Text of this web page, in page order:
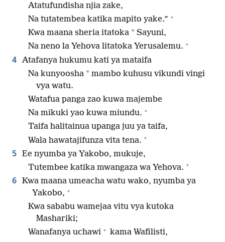
Atatufundisha njia zake,
Na tutatembea katika mapito yake.” +
Kwa maana sheria itatoka * Sayuni,
Na neno la Yehova litatoka Yerusalemu. +
4 Atafanya hukumu kati ya mataifa
Na kunyoosha * mambo kuhusu vikundi vingi
vya watu.
Watafua panga zao kuwa majembe
Na mikuki yao kuwa miundu. +
Taifa halitainua upanga juu ya taifa,
Wala hawatajifunza vita tena. +
5 Ee nyumba ya Yakobo, mukuje,
Tutembee katika mwangaza wa Yehova. +
6 Kwa maana umeacha watu wako, nyumba ya
Yakobo, +
Kwa sababu wamejaa vitu vya kutoka
Mashariki;
Wanafanya uchawi + kama Wafilisti,